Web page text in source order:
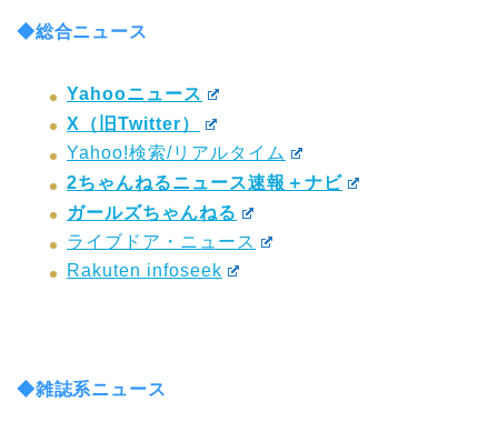
◆総合ニュース
Yahooニュース
X（旧Twitter）
Yahoo!検索/リアルタイム
2ちゃんねるニュース速報＋ナビ
ガールズちゃんねる
ライブドア・ニュース
Rakuten infoseek
◆雑誌系ニュース